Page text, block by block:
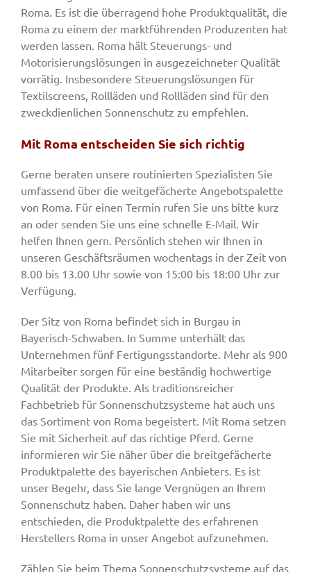
Roma. Es ist die überragend hohe Produktqualität, die
Roma zu einem der marktführenden Produzenten hat
werden lassen. Roma hält Steuerungs- und
Motorisierungslösungen in ausgezeichneter Qualität
vorrätig. Insbesondere Steuerungslösungen für
Textilscreens, Rollläden und Rollläden sind für den
zweckdienlichen Sonnenschutz zu empfehlen.
Mit Roma entscheiden Sie sich richtig
Gerne beraten unsere routinierten Spezialisten Sie
umfassend über die weitgefächerte Angebotspalette
von Roma. Für einen Termin rufen Sie uns bitte kurz
an oder senden Sie uns eine schnelle E-Mail. Wir
helfen Ihnen gern. Persönlich stehen wir Ihnen in
unseren Geschäftsräumen wochentags in der Zeit von
8.00 bis 13.00 Uhr sowie von 15:00 bis 18:00 Uhr zur
Verfügung.
Der Sitz von Roma befindet sich in Burgau in
Bayerisch-Schwaben. In Summe unterhält das
Unternehmen fünf Fertigungsstandorte. Mehr als 900
Mitarbeiter sorgen für eine beständig hochwertige
Qualität der Produkte. Als traditionsreicher
Fachbetrieb für Sonnenschutzsysteme hat auch uns
das Sortiment von Roma begeistert. Mit Roma setzen
Sie mit Sicherheit auf das richtige Pferd. Gerne
informieren wir Sie näher über die breitgefächerte
Produktpalette des bayerischen Anbieters. Es ist
unser Begehr, dass Sie lange Vergnügen an Ihrem
Sonnenschutz haben. Daher haben wir uns
entschieden, die Produktpalette des erfahrenen
Herstellers Roma in unser Angebot aufzunehmen.
Zählen Sie beim Thema Sonnenschutzsysteme auf das